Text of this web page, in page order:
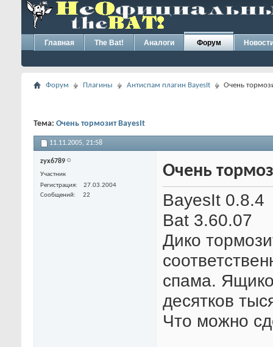
Главная The Bat! Аналоги Форум
Форум Плагины Антиспам плагин BayesIt Очень
Тема: Очень тормозит BayesIt
11.11.2005, 21:58
zyx6789
Участник
Регистрация
27.03.2004
Сообщений
22
Очень
BayesIt 0.8.4
Bat 3.60.07
Дико
спама.
десятков
Что можно